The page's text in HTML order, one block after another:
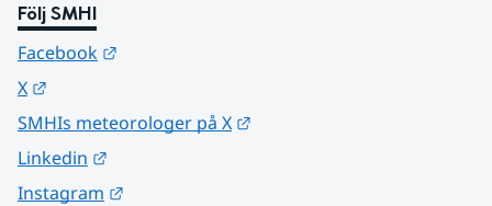
Följ SMHI
Facebook
X
SMHIs meteorologer på X
Linkedin
Instagram